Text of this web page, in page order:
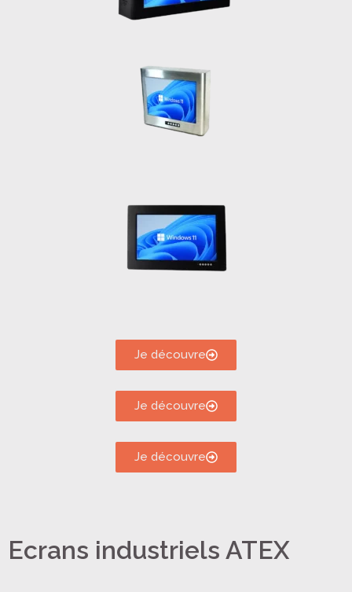
Je découvre
Je découvre
Je découvre
Ecrans industriels ATEX